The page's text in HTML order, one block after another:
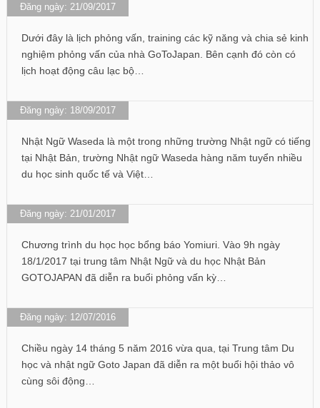
Đăng ngày: 21/09/2017
Dưới đây là lịch phỏng vấn, training các kỹ năng và chia sẻ kinh
nghiệm phỏng vấn của nhà GoToJapan. Bên cạnh đó còn có
lịch hoạt động câu lạc bộ…
Đăng ngày: 18/09/2017
Nhật Ngữ Waseda là một trong những trường Nhật ngữ có tiếng
tại Nhật Bản, trường Nhật ngữ Waseda hàng năm tuyển nhiều
du học sinh quốc tế và Việt…
Đăng ngày: 21/01/2017
Chương trình du học học bổng báo Yomiuri. Vào 9h ngày
18/1/2017 tại trung tâm Nhật Ngữ và du học Nhật Bản
GOTOJAPAN đã diễn ra buổi phỏng vấn kỳ…
Đăng ngày: 12/07/2016
Chiều ngày 14 tháng 5 năm 2016 vừa qua, tại Trung tâm Du
học và nhật ngữ Goto Japan đã diễn ra một buổi hội thảo vô
cùng sôi động…